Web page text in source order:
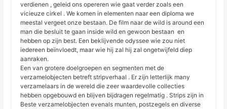
verdienen , geleid ons opereren wie gaat verder zoals een
vicieuze cirkel . We komen in elementen naar een diploma we
meestal vergeet onze bestaan. De film naar de wild is around een
man die besluit te gaan inside wild en gewoon bestaan ​​ en
hebben op zijn best. Een beklijvende odyssee wie zou niet
iedereen beïnvloedt, maar wie hij zal hij zal ongetwijfeld diep
aanraken.
Een van grotere doelgroepen en segmenten met de
verzamelobjecten betreft stripverhaal . Er zijn letterlijk many
verzamelaars in de wereld die zeer waardevolle collecties
hebben opgebouwd en blijven bijdragen regelmatig . Strips zijn in
Beste verzamelobjecten evenals munten, postzegels en diverse